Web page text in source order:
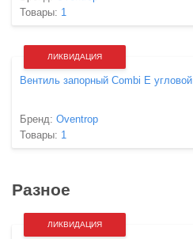
Товары: 1
ЛИКВИДАЦИЯ
Вентиль запорный Combi E угловой
Бренд: Oventrop
Товары: 1
Разное
ЛИКВИДАЦИЯ